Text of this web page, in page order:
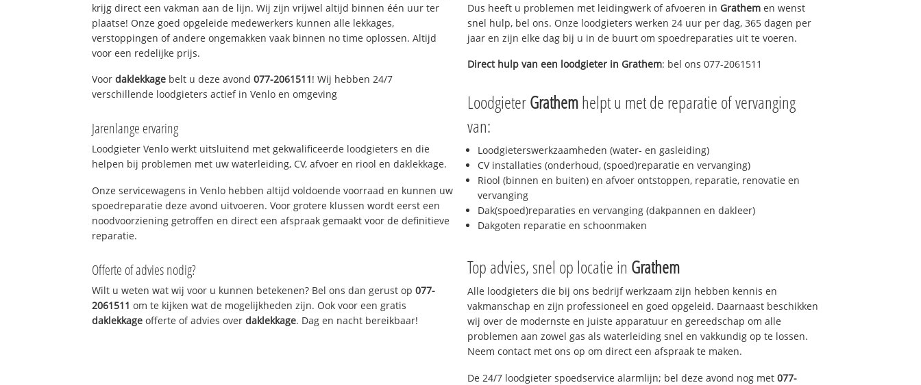
krijg direct een vakman aan de lijn. Wij zijn vrijwel altijd binnen één uur ter
plaatse! Onze goed opgeleide medewerkers kunnen alle lekkages,
verstoppingen of andere ongemakken vaak binnen no time oplossen. Altijd
voor een redelijke prijs.
Voordaklekkage belt u deze avond077-2061511! Wij hebben 24/7
verschillende loodgieters actief in Venlo en omgeving
Jarenlange ervaring
Loodgieter Venlo werkt uitsluitend met gekwalificeerde loodgieters en die
helpen bij problemen met uw waterleiding, CV, afvoer en riool en daklekkage.
Onze servicewagens in Venlo hebben altijd voldoende voorraad en kunnen uw
spoedreparatie deze avond uitvoeren. Voor grotere klussen wordt eerst een
noodvoorziening getroffen en direct een afspraak gemaakt voor de definitieve
reparatie.
Offerte of advies nodig?
Wilt u weten wat wij voor u kunnen betekenen? Bel ons dan gerust op077-
2061511 om te kijken wat de mogelijkheden zijn. Ook voor een gratis
daklekkage offerte of advies overdaklekkage. Dag en nacht bereikbaar!
Dus heeft u problemen met leidingwerk of afvoeren in Grathem en wenst
snel hulp, bel ons. Onze loodgieters werken 24 uur per dag, 365 dagen per
jaar en zijn elke dag bij u in de buurt om spoedreparaties uit te voeren.
Direct hulp van een loodgieter in Grathem: bel ons 077-2061511
LoodgieterGrathemhelpt u met de reparatie of vervanging
van:
Loodgieterswerkzaamheden (water- en gasleiding)
CV installaties (onderhoud, (spoed)reparatie en vervanging)
Riool (binnen en buiten) en afvoer ontstoppen, reparatie, renovatie en
vervanging
Dak(spoed)reparaties en vervanging (dakpannen en dakleer)
Dakgoten reparatie en schoonmaken
Top advies, snel op locatie in Grathem
Alle loodgieters die bij ons bedrijf werkzaam zijn hebben kennis en
vakmanschap en zijn professioneel en goed opgeleid. Daarnaast beschikken
wij over de modernste en juiste apparatuur en gereedschap om alle
problemen aan zowel gas als waterleiding snel en vakkundig op te lossen.
Neem contact met ons op om direct een afspraak te maken.
De 24/7 loodgieter spoedservice alarmlijn; bel deze avond nog met 077-